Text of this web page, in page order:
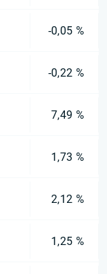
-0,05 %
-0,22 %
7,49 %
1,73 %
2,12 %
1,25 %